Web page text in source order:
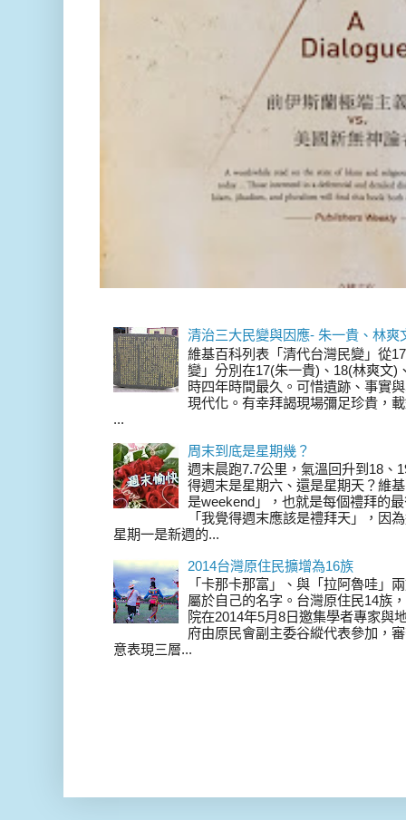
清治三大民變與因應- 朱一貴、林爽
維基百科列表「清代台灣民變」從
變」分別在17(朱一貴)、18(林爽文)
時四年時間最久。可惜遺跡、事實
現代化。有幸拜謁現場彌足珍貴，
...
周末到底是星期幾？
週末晨跑7.7公里，氣溫回升到18、
得週末是星期六、還是星期天？維
是weekend」，也就是每個禮拜的
「我覺得週末應該是禮拜天」，因
星期一是新週的...
2014台灣原住民擴增為16族
「卡那卡那富」、與「拉阿魯哇」
屬於自己的名字。台灣原住民14族
院在2014年5月8日邀集學者專家與
府由原民會副主委谷縱代表參加，
意表現三層...